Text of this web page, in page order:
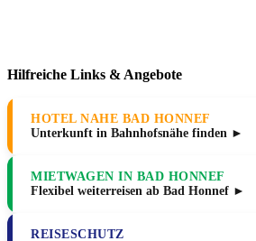
Hilfreiche Links & Angebote
HOTEL NAHE BAD HONNEF
Unterkunft in Bahnhofsnähe finden ►
MIETWAGEN IN BAD HONNEF
Flexibel weiterreisen ab Bad Honnef ►
REISESCHUTZ